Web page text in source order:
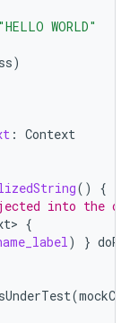
"HELLO WORLD"
)
: Context
()
{
into the
{
) }
(